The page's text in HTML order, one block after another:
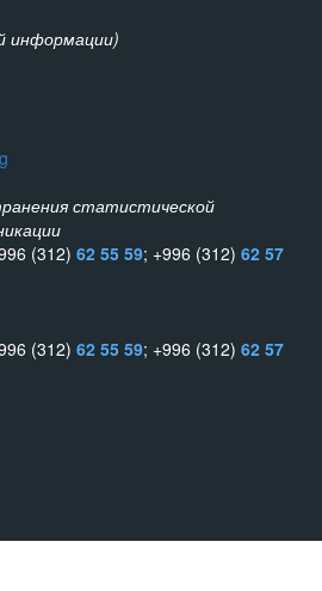
информации)
статистической
(312) 62 55 59; +996 (312) 62 57
(312) 62 55 59; +996 (312) 62 57